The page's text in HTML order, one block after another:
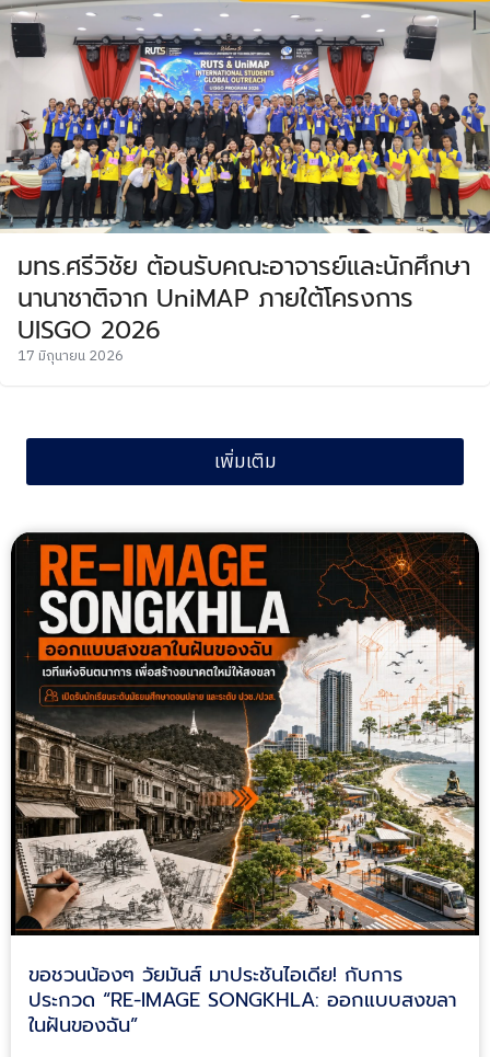
มทร.ศรีวิชัย ต้อนรับคณะอาจารย์และนักศึกษา
นานาชาติจาก UniMAP ภายใต้โครงการ
UISGO 2026
17 มิถุนายน 2026
เพิ่มเติม
ขอชวนน้องๆ วัยมันส์ มาประชันไอเดีย! กับการ
ประกวด “RE-IMAGE SONGKHLA: ออกแบบสงขลา
ในฝันของฉัน”